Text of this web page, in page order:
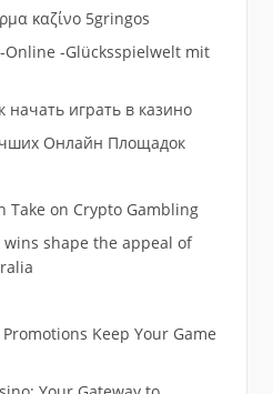
καζίνο 5gringos
Online -Glücksspielwelt mit
играть в казино
Онлайн Площадок
Take on Crypto Gambling
shape the appeal of
Keep Your Game